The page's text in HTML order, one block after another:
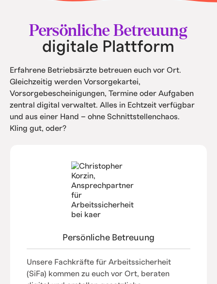
und Service.
Persönliche Betreuung
digitale Plattform
Erfahrene Betriebsärzte betreuen euch vor Ort.
Gleichzeitig werden Vorsorgekartei,
Vorsorgebescheinigungen, Termine oder Aufgaben
zentral digital verwaltet. Alles in Echtzeit verfügbar
und aus einer Hand – ohne Schnittstellenchaos.
Kling gut, oder?
Persönliche Betreuung
Unsere Fachkräfte für Arbeitssicherheit
(SiFa) kommen zu euch vor Ort, beraten